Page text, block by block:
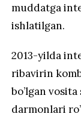
muddatga
ishlatilgan.
2013-yilda
ribavirin
bo’lgan
darmonlari